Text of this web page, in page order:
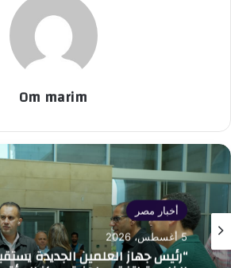
Om marim
أخبار مصر
5 أغسطس، 2026
“رئيس جهاز العلمين الجديدة